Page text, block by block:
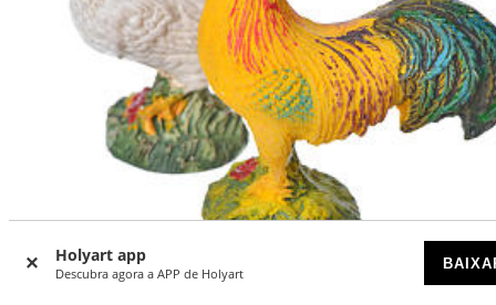
Holyart app
Descubra agora a APP de Holyart